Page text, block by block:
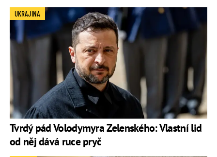
Tvrdý pád Volodymyra Zelenského: Vlastní lid
od něj dává ruce pryč
UKRAJINA